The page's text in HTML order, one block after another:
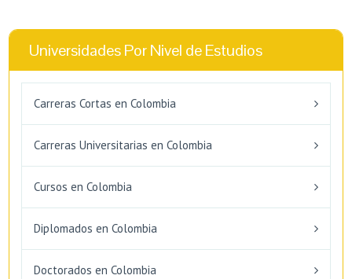
Universidades Por Nivel de Estudios
Carreras Cortas en Colombia
Carreras Universitarias en Colombia
Cursos en Colombia
Diplomados en Colombia
Doctorados en Colombia